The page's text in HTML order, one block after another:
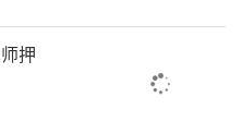
（通讯员 何堤 文书
押